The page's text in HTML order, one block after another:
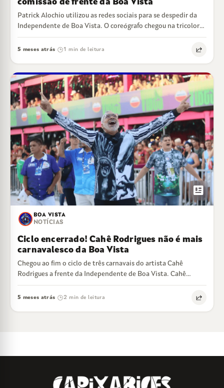
comissão de frente da Boa Vista
Patrick Alochio utilizou as redes sociais para se despedir da
Independente de Boa Vista. O coreógrafo chegou na tricolor
de Cariacica para…
5 meses atrás 1 min de leitura
newsmode
BOA VISTA
NOTÍCIAS
Ciclo encerrado! Cahê Rodrigues não é mais
carnavalesco da Boa Vista
Chegou ao fim o ciclo de três carnavais do artista Cahê
Rodrigues a frente da Independente de Boa Vista. Cahê
estreou no…
5 meses atrás 2 min de leitura